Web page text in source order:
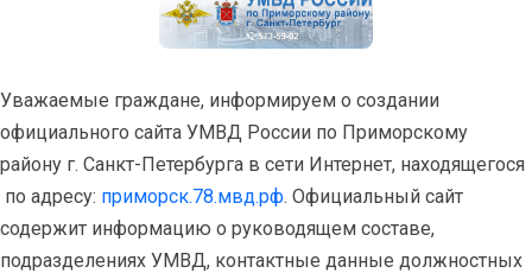
Уважаемые граждане, информируем о создании
официального сайта УМВД России по Приморскому
району г. Санкт-Петербурга в сети Интернет, находящегося
по адресу: приморск.78.мвд.рф. Официальный сайт
содержит информацию о руководящем составе,
подразделениях УМВД, контактные данные должностных